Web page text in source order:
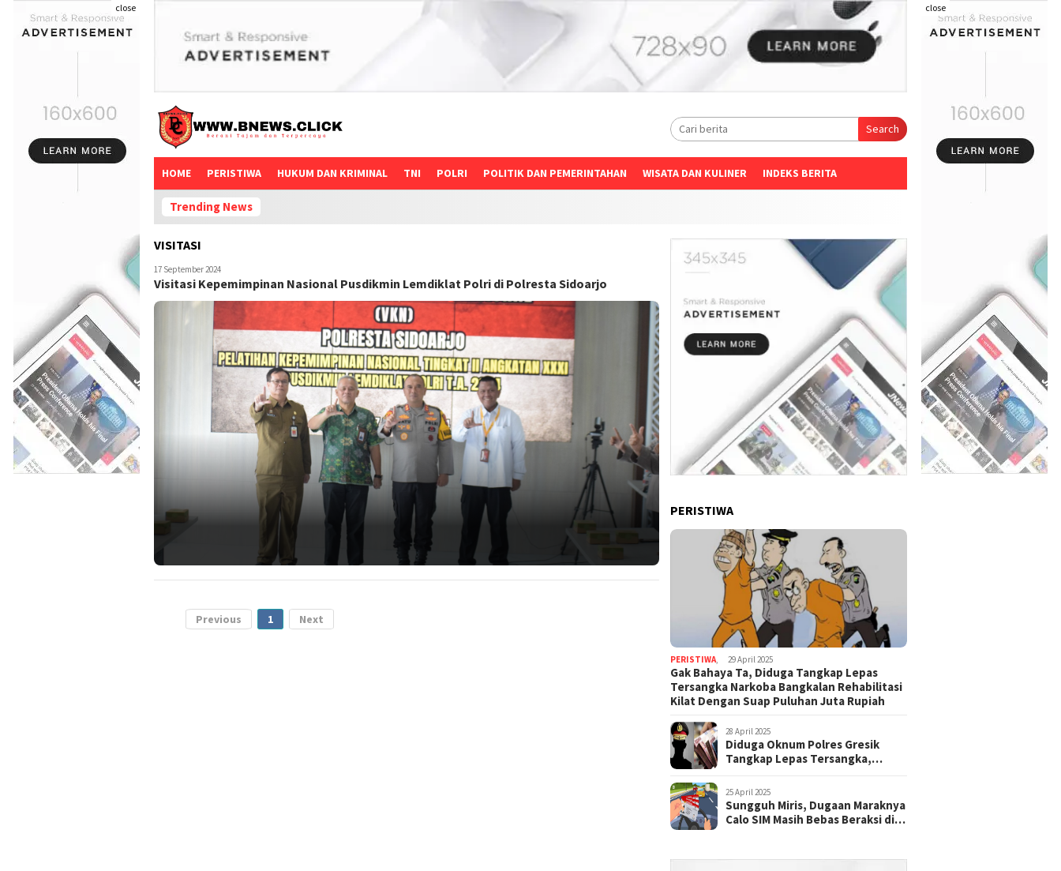
close close
Search
HOME PERISTIWA HUKUM DAN KRIMINAL TNI POLRI POLITIK DAN PEMERINTAHAN WISATA DAN KULINER INDEKS BERITA
Trending News
VISITASI
17 September 2024
Visitasi Kepemimpinan Nasional Pusdikmin Lemdiklat Polri di Polresta Sidoarjo
Previous 1 Next
PERISTIWA
PERISTIWA, 29 April 2025
Gak Bahaya Ta, Diduga Tangkap Lepas
Tersangka Narkoba Bangkalan Rehabilitasi
Kilat Dengan Suap Puluhan Juta Rupiah
28 April 2025
Diduga Oknum Polres Gresik
Tangkap Lepas Tersangka,
25 April 2025
Sungguh Miris, Dugaan Maraknya
Calo SIM Masih Bebas Beraksi di